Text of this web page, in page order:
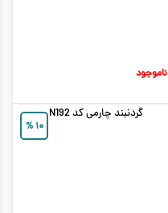
ناموجود
۱۰ %
گردنبند چارمی کد N192